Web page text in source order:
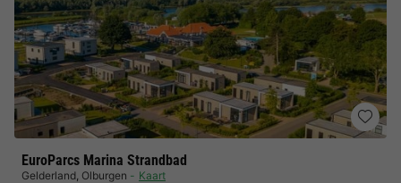
EuroParcs Marina Strandbad
Gelderland, Olburgen Kaart